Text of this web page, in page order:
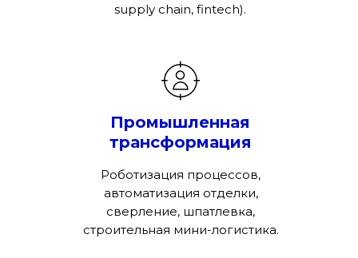
supply chain, fintech).
Роботизация процессов,
автоматизация отделки,
сверление, шпатлевка,
строительная мини-логистика.
Промышленная
трансформация